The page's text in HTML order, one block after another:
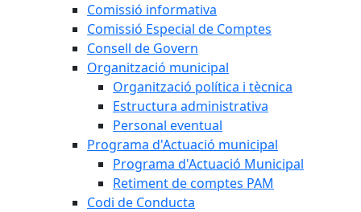
Comissió informativa
Comissió Especial de Comptes
Consell de Govern
Organització municipal
Organització política i tècnica
Estructura administrativa
Personal eventual
Programa d'Actuació municipal
Programa d'Actuació Municipal
Retiment de comptes PAM
Codi de Conducta